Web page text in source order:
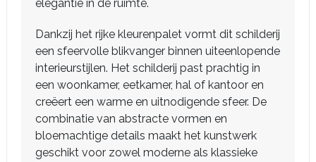
elegantie in de ruimte.
Dankzij het rijke kleurenpalet vormt dit schilderij
een sfeervolle blikvanger binnen uiteenlopende
interieurstijlen. Het schilderij past prachtig in
een woonkamer, eetkamer, hal of kantoor en
creëert een warme en uitnodigende sfeer. De
combinatie van abstracte vormen en
bloemachtige details maakt het kunstwerk
geschikt voor zowel moderne als klassieke